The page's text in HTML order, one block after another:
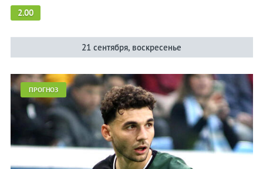
2.00
21 сентября, воскресенье
ПРОГНОЗ